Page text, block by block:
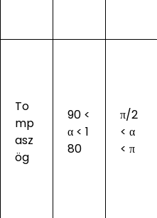
To
mp
asz
ög
90 <
α < 1
80
π/2
< α
< π